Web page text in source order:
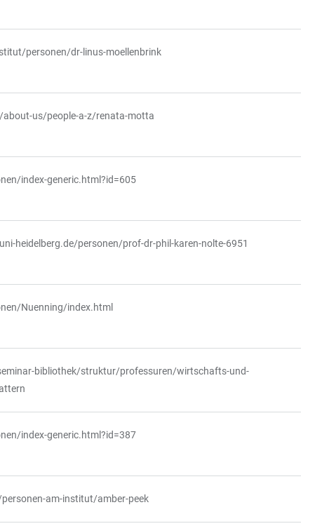
personen/dr-linus-moellenbrink
us/people-a-z/renata-motta
index-generic.html?id=605
heidelberg.de/personen/prof-dr-phil-karen-nolte-6951
Nuenning/index.html
bibliothek/struktur/professuren/wirtschafts-und-
index-generic.html?id=387
am-institut/amber-peek